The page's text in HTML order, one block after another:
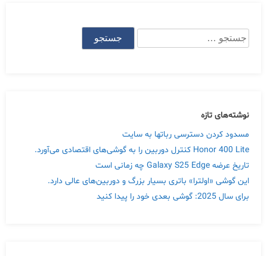
جستجو
برای:
نوشته‌های تازه
مسدود کردن دسترسی رباتها به سایت
Honor 400 Lite کنترل دوربین را به گوشی‌های اقتصادی می‌آورد.
تاریخ عرضه Galaxy S25 Edge چه زمانی است
این گوشی «اولترا» باتری بسیار بزرگ و دوربین‌های عالی دارد.
برای سال 2025: گوشی بعدی خود را پیدا کنید